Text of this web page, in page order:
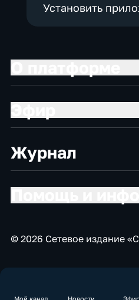
Установить
Журнал
© 2026 Сетевое издание